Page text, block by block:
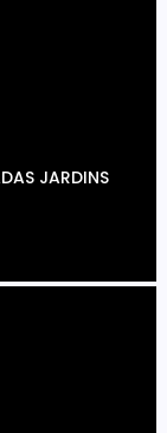
JARDINS